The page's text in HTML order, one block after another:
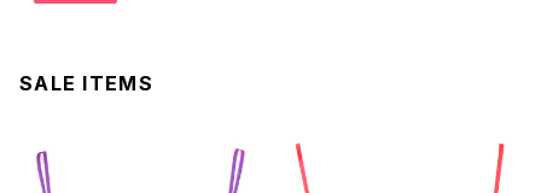
SALE ITEMS